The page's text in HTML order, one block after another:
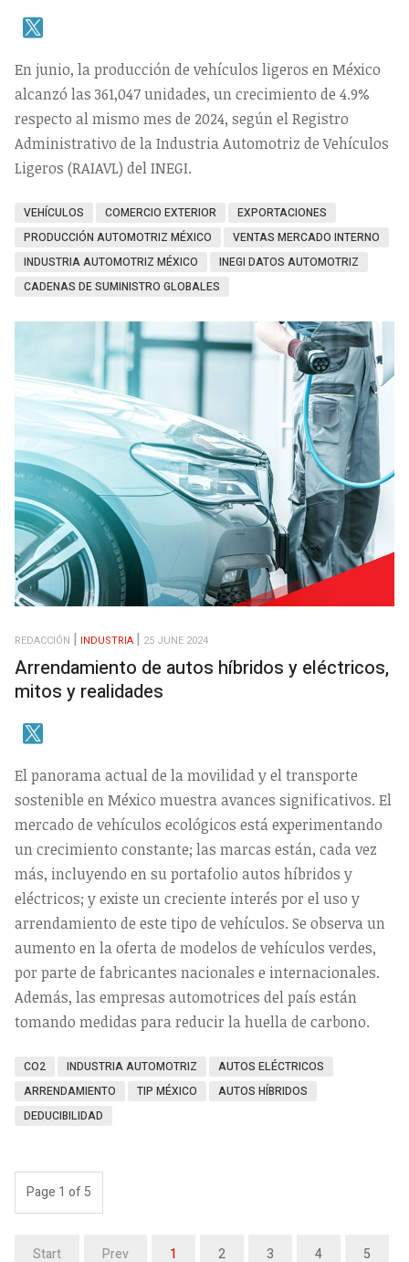
En junio, la producción de vehículos ligeros en México
alcanzó las 361,047 unidades, un crecimiento de 4.9%
respecto al mismo mes de 2024, según el Registro
Administrativo de la Industria Automotriz de Vehículos
Ligeros (RAIAVL) del INEGI.
VEHÍCULOS COMERCIO EXTERIOR
EXPORTACIONES
PRODUCCIÓN AUTOMOTRIZ MÉXICO
VENTAS MERCADO INTERNO
INDUSTRIA AUTOMOTRIZ MÉXICO
INEGI DATOS AUTOMOTRIZ
CADENAS DE SUMINISTRO GLOBALES
REDACCIÓN INDUSTRIA 25 JUNE 2024
Arrendamiento de autos híbridos y eléctricos,
mitos y realidades
El panorama actual de la movilidad y el transporte
sostenible en México muestra avances significativos. El
mercado de vehículos ecológicos está experimentando
un crecimiento constante; las marcas están, cada vez
más, incluyendo en su portafolio autos híbridos y
eléctricos; y existe un creciente interés por el uso y
arrendamiento de este tipo de vehículos. Se observa un
aumento en la oferta de modelos de vehículos verdes,
por parte de fabricantes nacionales e internacionales.
Además, las empresas automotrices del país están
tomando medidas para reducir la huella de carbono.
CO2 INDUSTRIA AUTOMOTRIZ
AUTOS ELÉCTRICOS
ARRENDAMIENTO
TIP MÉXICO
AUTOS HÍBRIDOS
DEDUCIBILIDAD
Page 1 of 5
Start Prev 1 2 3 4 5